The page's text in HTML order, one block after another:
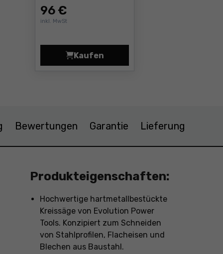
96 €
inkl. MwSt
Kaufen
Sägeblatt 305x2,1x25,4 mm
Bewertungen Garantie Lieferung
Produkteigenschaften:
Hochwertige hartmetallbestückte
Kreissäge von Evolution Power
Tools. Konzipiert zum Schneiden
von Stahlprofilen, Flacheisen und
Blechen aus Baustahl.